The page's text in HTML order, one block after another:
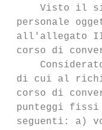
Visto il
personale
all'allegato
corso di
di cui al
corso di
punteggi fissi
seguenti: a)